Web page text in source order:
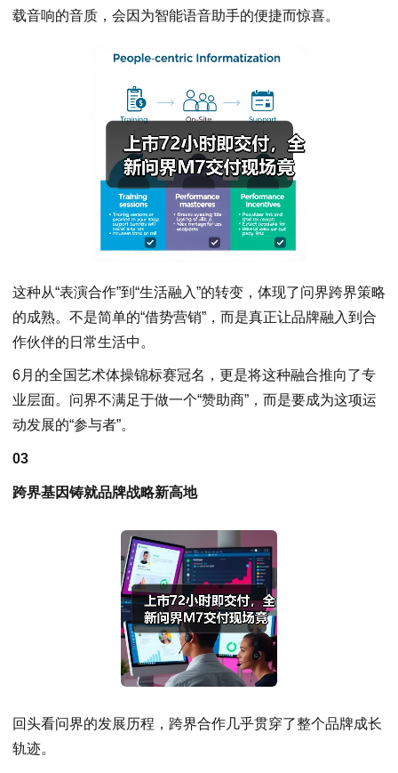
载音响的音质，会因为智能语音助手的便捷而惊喜。
这种从“表演合作”到“生活融入”的转变，体现了问界跨界策略
的成熟。不是简单的“借势营销”，而是真正让品牌融入到合
作伙伴的日常生活中。
6月的全国艺术体操锦标赛冠名，更是将这种融合推向了专
业层面。问界不满足于做一个“赞助商”，而是要成为这项运
动发展的“参与者”。
03
跨界基因铸就品牌战略新高地
回头看问界的发展历程，跨界合作几乎贯穿了整个品牌成长
轨迹。